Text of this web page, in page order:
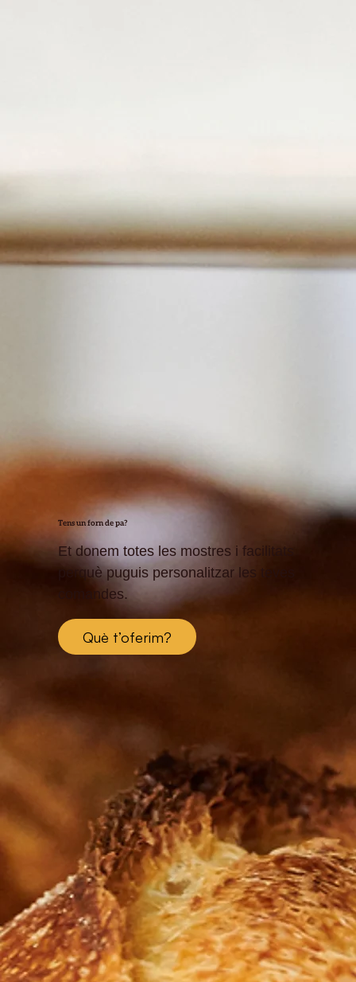
Tens un forn de pa?
Et donem totes les mostres i facilitats
perquè puguis personalitzar les teves
comandes.
Què t’oferim?